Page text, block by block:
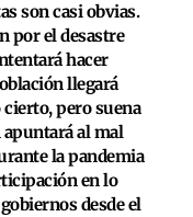
son casi obvias.
por el desastre
hacer
llegará
cierto, pero suena
apuntará al mal
la pandemia
en lo
desde el